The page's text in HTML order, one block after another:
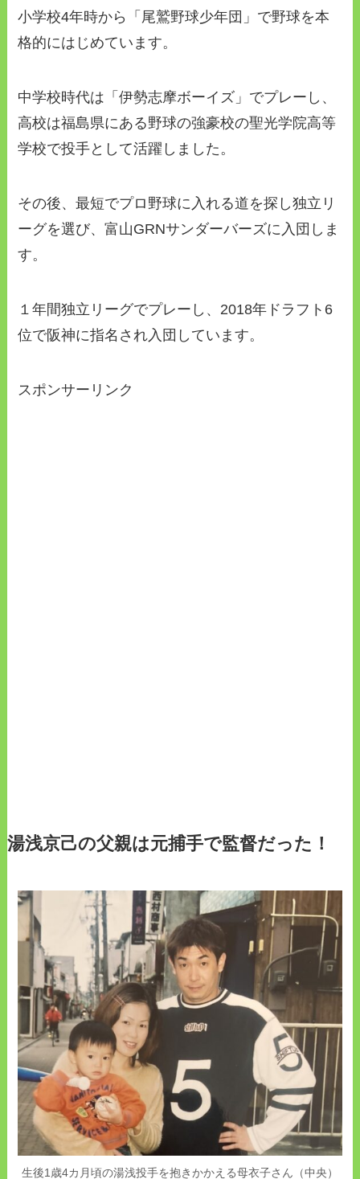
小学校4年時から「尾鷲野球少年団」で野球を本
格的にはじめています。
中学校時代は「伊勢志摩ボーイズ」でプレーし、
高校は福島県にある野球の強豪校の聖光学院高等
学校で投手として活躍しました。
その後、最短でプロ野球に入れる道を探し独立リ
ーグを選び、富山GRNサンダーバーズに入団しま
す。
１年間独立リーグでプレーし、2018年ドラフト6
位で阪神に指名され入団しています。
スポンサーリンク
湯浅京己の父親は元捕手で監督だった！
生後1歳4カ月頃の湯浅投手を抱きかかえる母衣子さん（中央）